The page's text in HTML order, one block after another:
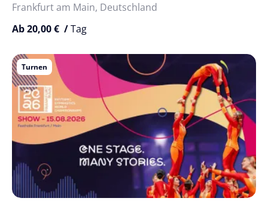
Frankfurt am Main, Deutschland
Ab 20,00 € /Tag
Turnen